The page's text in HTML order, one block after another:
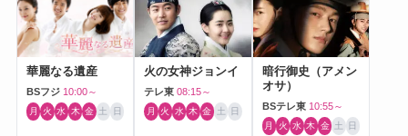
華麗なる遺産
BSフジ 10:00～
月 火 水 木 金 土 日
火の女神ジョンイ
テレ東 08:15～
月 火 水 木 金 土 日
暗行御史（アメン
オサ）
BSテレ東 10:55～
月 火 水 木 金 土 日